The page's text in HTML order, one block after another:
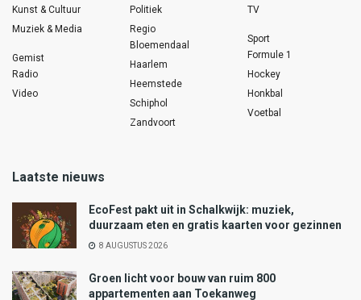
Kunst & Cultuur
Muziek & Media
Gemist
Radio
Video
Politiek
Regio
Bloemendaal
Haarlem
Heemstede
Schiphol
Zandvoort
TV
Sport
Formule 1
Hockey
Honkbal
Voetbal
Laatste nieuws
EcoFest pakt uit in Schalkwijk: muziek,
duurzaam eten en gratis kaarten voor gezinnen
8 AUGUSTUS 2026
Groen licht voor bouw van ruim 800
appartementen aan Toekanweg